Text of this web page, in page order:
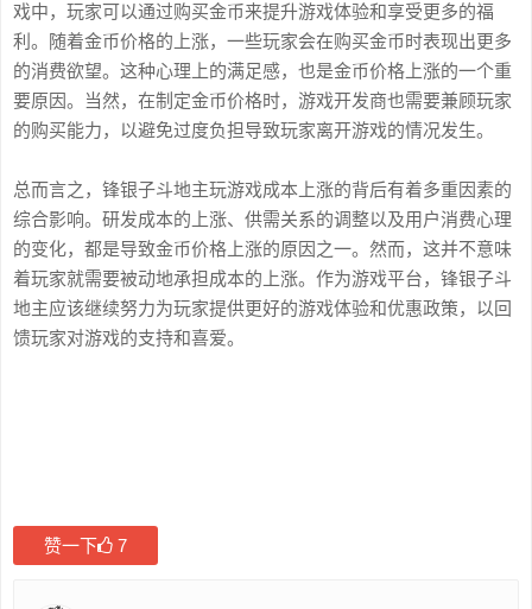
戏中，玩家可以通过购买金币来提升游戏体验和享受更多的福
利。随着金币价格的上涨，一些玩家会在购买金币时表现出更多
的消费欲望。这种心理上的满足感，也是金币价格上涨的一个重
要原因。当然，在制定金币价格时，游戏开发商也需要兼顾玩家
的购买能力，以避免过度负担导致玩家离开游戏的情况发生。
总而言之，锋银子斗地主玩游戏成本上涨的背后有着多重因素的
综合影响。研发成本的上涨、供需关系的调整以及用户消费心理
的变化，都是导致金币价格上涨的原因之一。然而，这并不意味
着玩家就需要被动地承担成本的上涨。作为游戏平台，锋银子斗
地主应该继续努力为玩家提供更好的游戏体验和优惠政策，以回
馈玩家对游戏的支持和喜爱。
赞一下 7